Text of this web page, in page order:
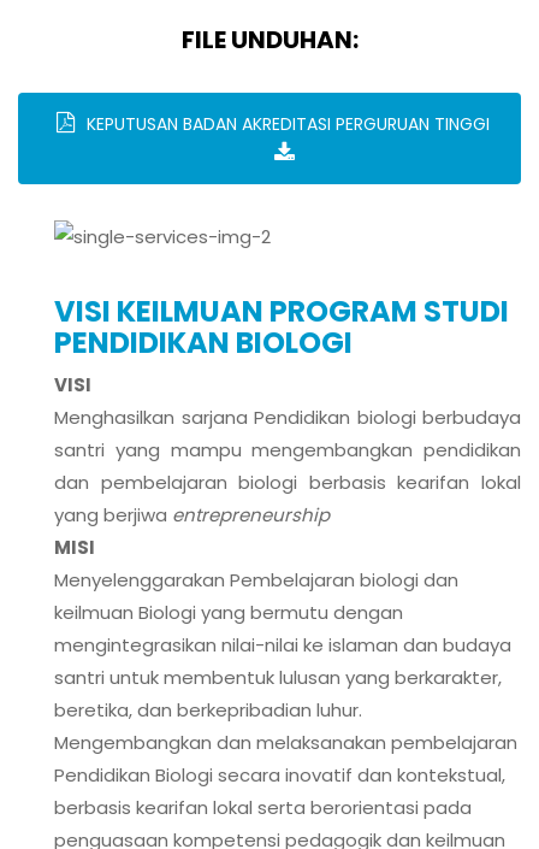
FILE UNDUHAN:
KEPUTUSAN BADAN AKREDITASI PERGURUAN TINGGI
VISI KEILMUAN PROGRAM STUDI
PENDIDIKAN BIOLOGI
VISI
Menghasilkan sarjana Pendidikan biologi berbudaya
santri yang mampu mengembangkan pendidikan
dan pembelajaran biologi berbasis kearifan lokal
yang berjiwa entrepreneurship
MISI
Menyelenggarakan Pembelajaran biologi dan
keilmuan Biologi yang bermutu dengan
mengintegrasikan nilai-nilai ke islaman dan budaya
santri untuk membentuk lulusan yang berkarakter,
beretika, dan berkepribadian luhur.
Mengembangkan dan melaksanakan pembelajaran
Pendidikan Biologi secara inovatif dan kontekstual,
berbasis kearifan lokal serta berorientasi pada
penguasaan kompetensi pedagogik dan keilmuan